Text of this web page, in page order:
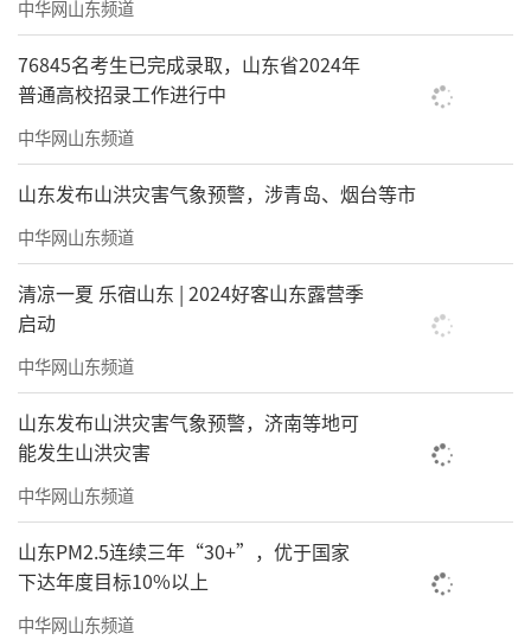
中华网山东频道
76845名考生已完成录取，山东省2024年
普通高校招录工作进行中
中华网山东频道
山东发布山洪灾害气象预警，涉青岛、烟台等市
中华网山东频道
清凉一夏 乐宿山东 | 2024好客山东露营季
启动
中华网山东频道
山东发布山洪灾害气象预警，济南等地可
能发生山洪灾害
中华网山东频道
山东PM2.5连续三年“30+”，优于国家
下达年度目标10%以上
中华网山东频道